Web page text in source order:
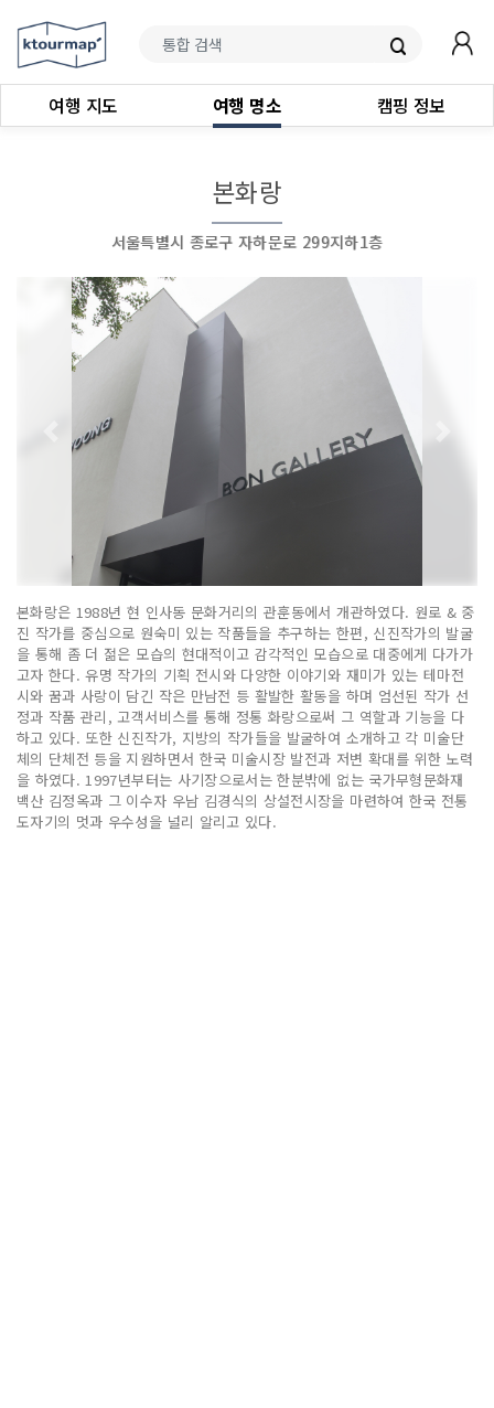
여행 지도 여행 명소 캠핑 정보
본화랑
서울특별시 종로구 자하문로 299지하1층
본화랑은 1988년 현 인사동 문화거리의 관훈동에서 개관하였다. 원로 & 중
진 작가를 중심으로 원숙미 있는 작품들을 추구하는 한편, 신진작가의 발굴
을 통해 좀 더 젊은 모습의 현대적이고 감각적인 모습으로 대중에게 다가가
고자 한다. 유명 작가의 기획 전시와 다양한 이야기와 재미가 있는 테마전
시와 꿈과 사랑이 담긴 작은 만남전 등 활발한 활동을 하며 엄선된 작가 선
정과 작품 관리, 고객서비스를 통해 정통 화랑으로써 그 역할과 기능을 다
하고 있다. 또한 신진작가, 지방의 작가들을 발굴하여 소개하고 각 미술단
체의 단체전 등을 지원하면서 한국 미술시장 발전과 저변 확대를 위한 노력
을 하였다. 1997년부터는 사기장으로서는 한분밖에 없는 국가무형문화재
백산 김정옥과 그 이수자 우남 김경식의 상설전시장을 마련하여 한국 전통
도자기의 멋과 우수성을 널리 알리고 있다.